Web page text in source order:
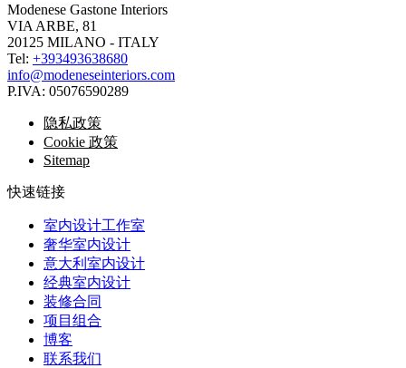
Modenese Gastone Interiors
VIA ARBE, 81
20125 MILANO - ITALY
Tel: +393493638680
info@modeneseinteriors.com
P.IVA: 05076590289
隐私政策
Cookie 政策
Sitemap
快速链接
室内设计工作室
奢华室内设计
意大利室内设计
经典室内设计
装修合同
项目组合
博客
联系我们